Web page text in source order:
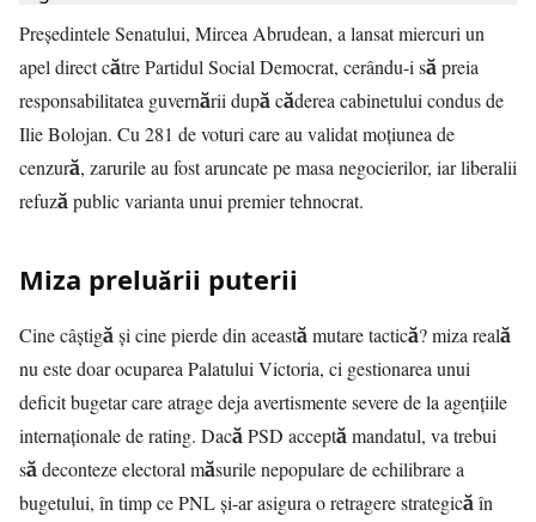
Președintele Senatului, Mircea Abrudean, a lansat miercuri un
apel direct către Partidul Social Democrat, cerându-i să preia
responsabilitatea guvernării după căderea cabinetului condus de
Ilie Bolojan. Cu 281 de voturi care au validat moțiunea de
cenzură, zarurile au fost aruncate pe masa negocierilor, iar liberalii
refuză public varianta unui premier tehnocrat.
Miza preluării puterii
Cine câștigă și cine pierde din această mutare tactică? miza reală
nu este doar ocuparea Palatului Victoria, ci gestionarea unui
deficit bugetar care atrage deja avertismente severe de la agențiile
internaționale de rating. Dacă PSD acceptă mandatul, va trebui
să deconteze electoral măsurile nepopulare de echilibrare a
bugetului, în timp ce PNL și-ar asigura o retragere strategică în